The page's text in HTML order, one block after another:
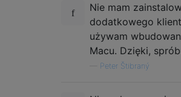
Nie mam
dodatkowego
używam
Macu. Dzięki,
Peter Štibraný